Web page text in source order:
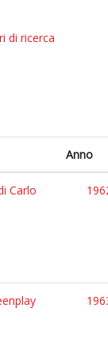
di ricerca
Anno
Carlo